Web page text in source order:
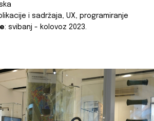
i sadržaja, UX, programiranje
: svibanj - kolovoz 2023.